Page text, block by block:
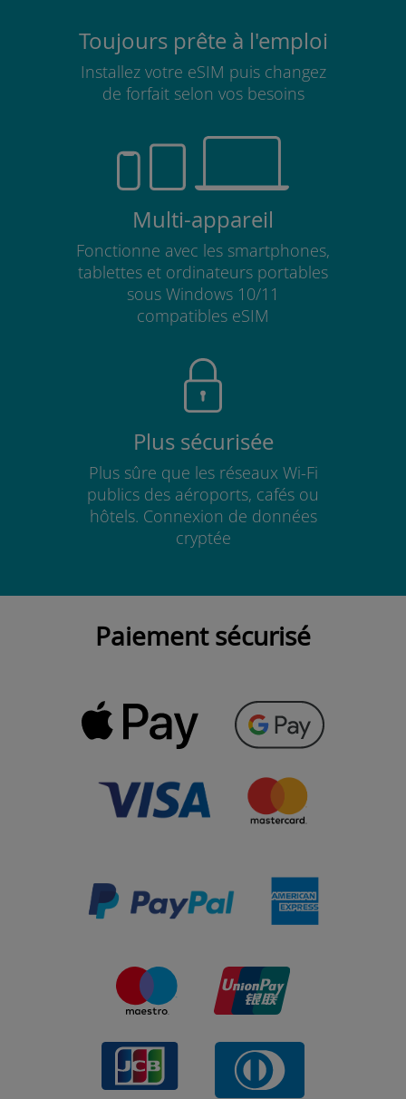
Toujours prête à l'emploi
Installez votre eSIM puis changez
de forfait selon vos besoins
Multi-appareil
Fonctionne avec les smartphones,
tablettes et ordinateurs portables
sous Windows 10/11
compatibles eSIM
Plus sécurisée
Plus sûre que les réseaux Wi-Fi
publics des aéroports, cafés ou
hôtels. Connexion de données
cryptée
Paiement sécurisé